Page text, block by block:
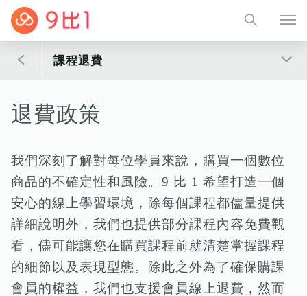
課程退費
退費政策
我們深刻了解對每位學員來說，購買一個數位
商品的不確定性和風險。9 比 1 希望打造一個
安心的線上學習環境，除每個課程都儘量提供
詳細說明外，我們也提供部分課程內容免費觀
看，儘可能讓您在購買課程前就清楚掌握課程
的細節以及表現型態。除此之外為了確保購課
會員的權益，我們也支援會員線上退費，然而